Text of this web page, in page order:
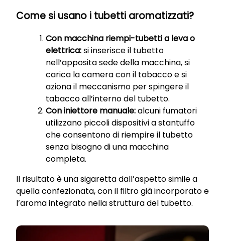
Come si usano i tubetti aromatizzati?
Con macchina riempi-tubetti a leva o
elettrica:si inserisce il tubetto
nell’apposita sede della macchina, si
carica la camera con il tabacco e si
aziona il meccanismo per spingere il
tabacco all’interno del tubetto.
Con iniettore manuale:alcuni fumatori
utilizzano piccoli dispositivi a stantuffo
che consentono di riempire il tubetto
senza bisogno di una macchina
completa.
Il risultato è una sigaretta dall’aspetto simile a
quella confezionata, con il filtro già incorporato e
l’aroma integrato nella struttura del tubetto.